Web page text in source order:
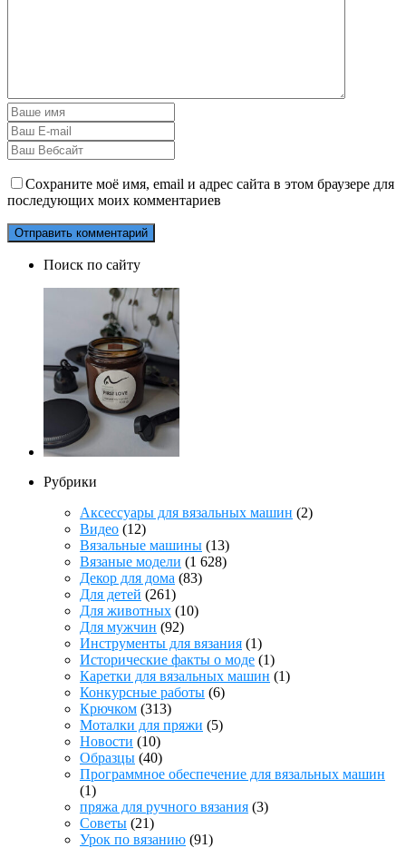
Сохраните моё имя, email и адрес сайта в этом браузере для
последующих моих комментариев
Поиск по сайту
Рубрики
Аксессуары для вязальных машин (2)
Видео (12)
Вязальные машины (13)
Вязаные модели (1 628)
Декор для дома (83)
Для детей (261)
Для животных (10)
Для мужчин (92)
Инструменты для вязания (1)
Исторические факты о моде (1)
Каретки для вязальных машин (1)
Конкурсные работы (6)
Крючком (313)
Моталки для пряжи (5)
Новости (10)
Образцы (40)
Программное обеспечение для вязальных машин
(1)
пряжа для ручного вязания (3)
Советы (21)
Урок по вязанию (91)